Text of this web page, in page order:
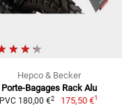
Hepco & Becker
Porte-Bagages Rack Alu
PVC 180,00 €2 175,50 €1